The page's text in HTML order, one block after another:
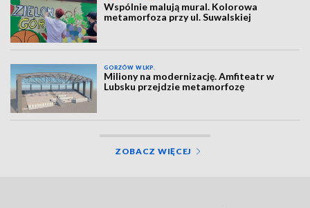
Wspólnie malują mural. Kolorowa
metamorfoza przy ul. Suwalskiej
GORZÓW WLKP.
Miliony na modernizację. Amfiteatr w
Lubsku przejdzie metamorfozę
ZOBACZ WIĘCEJ